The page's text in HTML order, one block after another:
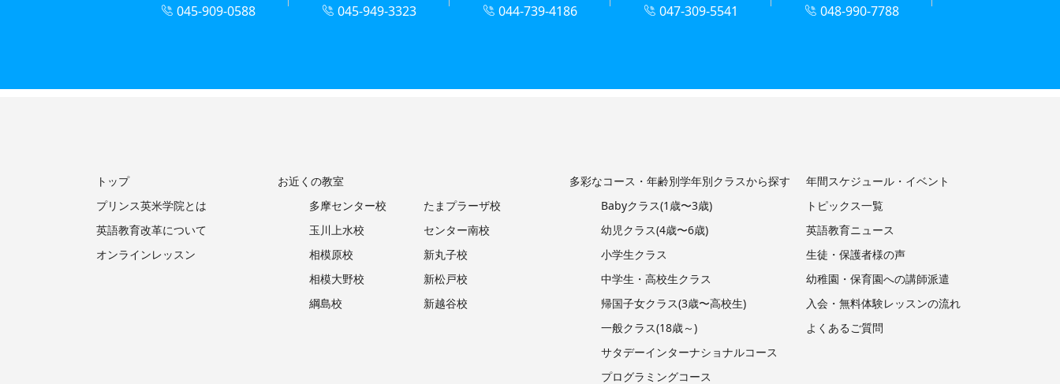
045-909-0588 045-949-3323 044-739-4186 047-309-5541 048-990-7788
トップ
プリンス英米学院とは
英語教育改革について
オンラインレッスン
お近くの教室
多摩センター校
たまプラーザ校
玉川上水校
センター南校
相模原校
新丸子校
相模大野校
新松戸校
綱島校
新越谷校
多彩なコース・年齢別学年別クラスから探す
Babyクラス(1歳〜3歳)
幼児クラス(4歳〜6歳)
小学生クラス
中学生・高校生クラス
帰国子女クラス(3歳〜高校生)
一般クラス(18歳～)
サタデーインターナショナルコース
プログラミングコース
年間スケジュール・イベント
トピックス一覧
英語教育ニュース
生徒・保護者様の声
幼稚園・保育園への講師派遣
入会・無料体験レッスンの流れ
よくあるご質問